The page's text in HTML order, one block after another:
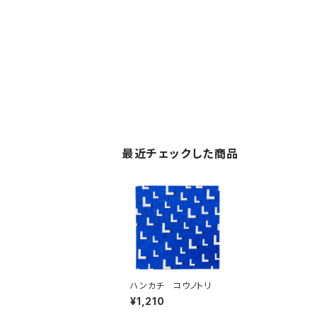
最近チェックした商品
ハンカチ コウノトリ
¥1,210